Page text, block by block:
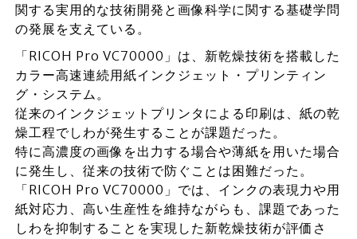
関する実用的な技術開発と画像科学に関する基礎学問
の発展を支えている。
「RICOH Pro VC70000」は、新乾燥技術を搭載した
カラー高速連続用紙インクジェット・プリンティン
グ・システム。
従来のインクジェットプリンタによる印刷は、紙の乾
燥工程でしわが発生することが課題だった。
特に高濃度の画像を出力する場合や薄紙を用いた場合
に発生し、従来の技術で防ぐことは困難だった。
「RICOH Pro VC70000」では、インクの表現力や用
紙対応力、高い生産性を維持ながらも、課題であった
しわを抑制することを実現した新乾燥技術が評価さ